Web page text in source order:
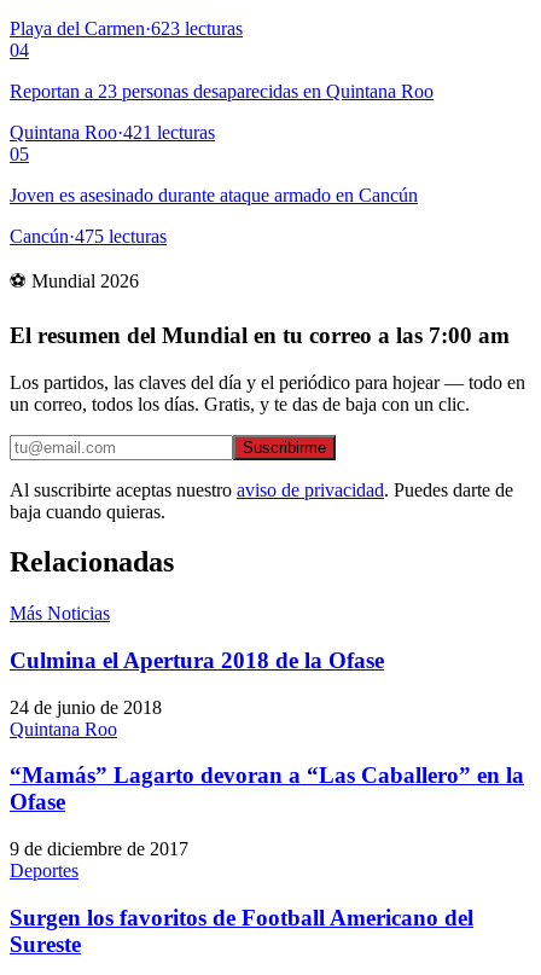
Playa del Carmen·623 lecturas
04
Reportan a 23 personas desaparecidas en Quintana Roo
Quintana Roo·421 lecturas
05
Joven es asesinado durante ataque armado en Cancún
Cancún·475 lecturas
⚽ Mundial 2026
El resumen del Mundial en tu correo a las 7:00 am
Los partidos, las claves del día y el periódico para hojear — todo en
un correo, todos los días. Gratis, y te das de baja con un clic.
Suscribirme
Al suscribirte aceptas nuestro aviso de privacidad. Puedes darte de
baja cuando quieras.
Relacionadas
Más Noticias
Culmina el Apertura 2018 de la Ofase
24 de junio de 2018
Quintana Roo
“Mamás” Lagarto devoran a “Las Caballero” en la
Ofase
9 de diciembre de 2017
Deportes
Surgen los favoritos de Football Americano del
Sureste